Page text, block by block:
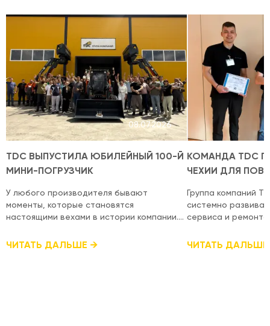
08.07.2026
TDC ВЫПУСТИЛА ЮБИЛЕЙНЫЙ 100-Й
МИНИ-ПОГРУЗЧИК
У любого производителя бывают
моменты, которые становятся
настоящими вехами в истории компании.
юбилейного 100-го мини-погрузчика
ЧИТАТЬ ДАЛЬШЕ
КОМАНДА TDC
ЧЕХИИ ДЛЯ
Группа компаний
системно
сервиса и ремонта
уровень
ЧИТАТЬ ДАЛЬШЕ